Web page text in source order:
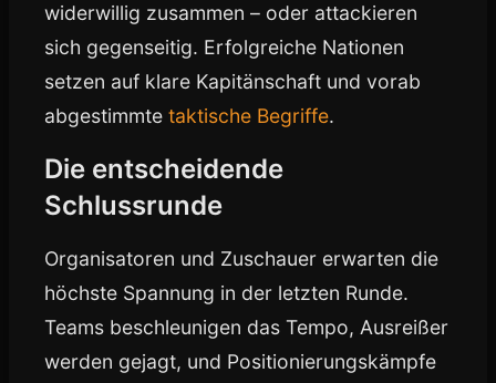
widerwillig zusammen – oder attackieren
sich gegenseitig. Erfolgreiche Nationen
setzen auf klare Kapitänschaft und vorab
abgestimmte taktische Begriffe.
Die entscheidende
Schlussrunde
Organisatoren und Zuschauer erwarten die
höchste Spannung in der letzten Runde.
Teams beschleunigen das Tempo, Ausreißer
werden gejagt, und Positionierungskämpfe